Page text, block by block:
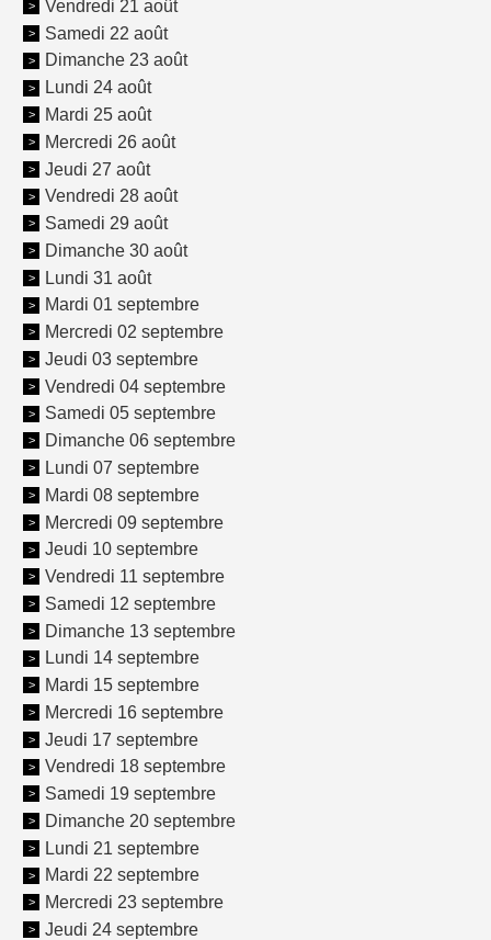
Vendredi 21 août
Samedi 22 août
Dimanche 23 août
Lundi 24 août
Mardi 25 août
Mercredi 26 août
Jeudi 27 août
Vendredi 28 août
Samedi 29 août
Dimanche 30 août
Lundi 31 août
Mardi 01 septembre
Mercredi 02 septembre
Jeudi 03 septembre
Vendredi 04 septembre
Samedi 05 septembre
Dimanche 06 septembre
Lundi 07 septembre
Mardi 08 septembre
Mercredi 09 septembre
Jeudi 10 septembre
Vendredi 11 septembre
Samedi 12 septembre
Dimanche 13 septembre
Lundi 14 septembre
Mardi 15 septembre
Mercredi 16 septembre
Jeudi 17 septembre
Vendredi 18 septembre
Samedi 19 septembre
Dimanche 20 septembre
Lundi 21 septembre
Mardi 22 septembre
Mercredi 23 septembre
Jeudi 24 septembre